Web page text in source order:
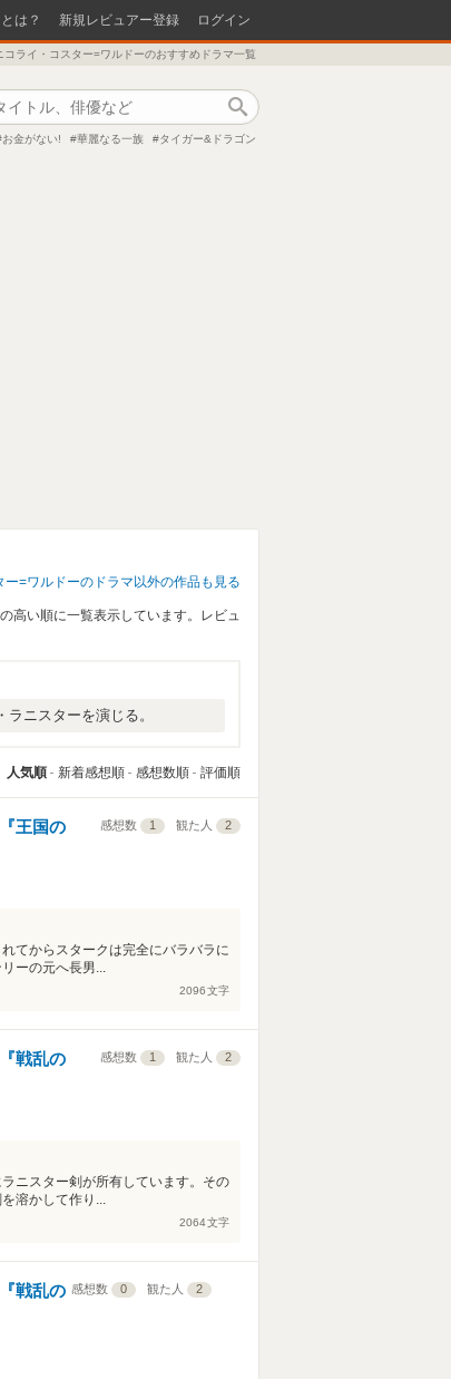
は？ 新規レビュアー登録 ログイン
コライ・コスター=ワルドーのおすすめドラマ一覧
お金がない! 華麗なる一族 タイガー&ドラゴン
ー=ワルドーのドラマ以外の作品も見る
高い順に一覧表示しています。レビュ
ニスターを演じる。
人気順 新着感想順 感想数順 評価順
王国の
感想数 1 観た人 2
てからスタークは完全にバラバラに
ーの元へ長男...
2096文字
戦乱の
感想数 1 観た人 2
ニスター剣が所有しています。その
溶かして作り...
2064文字
戦乱の 感想数 0 観た人 2